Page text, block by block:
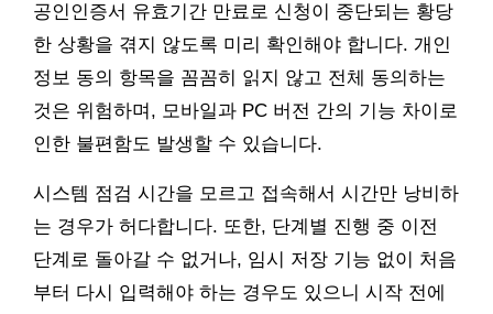
공인인증서 유효기간 만료로 신청이 중단되는 황당
한 상황을 겪지 않도록 미리 확인해야 합니다. 개인
정보 동의 항목을 꼼꼼히 읽지 않고 전체 동의하는
것은 위험하며, 모바일과 PC 버전 간의 기능 차이로
인한 불편함도 발생할 수 있습니다.
시스템 점검 시간을 모르고 접속해서 시간만 낭비하
는 경우가 허다합니다. 또한, 단계별 진행 중 이전
단계로 돌아갈 수 없거나, 임시 저장 기능 없이 처음
부터 다시 입력해야 하는 경우도 있으니 시작 전에